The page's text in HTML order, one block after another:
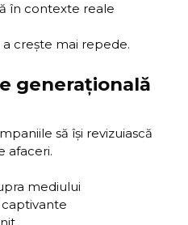
în contexte reale
crește mai repede.
generațională
să își revizuiască
afaceri.
mediului